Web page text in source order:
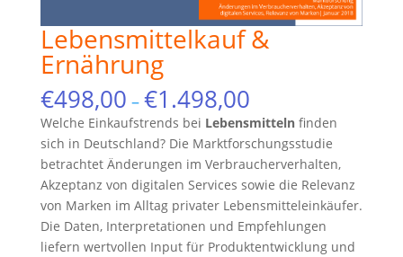
Lebensmittelkauf &
Ernährung
€498,00 – €1.498,00
Welche Einkaufstrends bei Lebensmittelnfinden
sich in Deutschland? Die Marktforschungsstudie
betrachtet Änderungen im Verbraucherverhalten,
Akzeptanz von digitalen Services sowie die Relevanz
von Marken im Alltag privater Lebensmitteleinkäufer.
Die Daten, Interpretationen und Empfehlungen
liefern wertvollen Input für Produktentwicklung und